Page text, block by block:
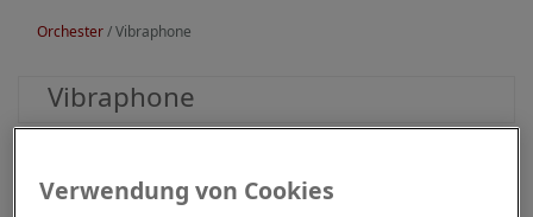
Orchester/Vibraphone
Vibraphone
Verwendung von Cookies